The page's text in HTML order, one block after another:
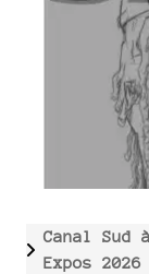
Canal Sud
Expos 2026